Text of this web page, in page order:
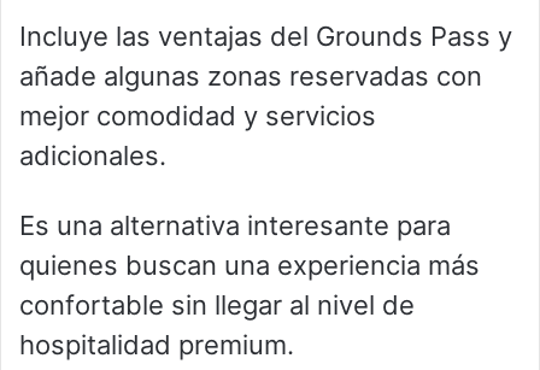
Incluye las ventajas del Grounds Pass y
añade algunas zonas reservadas con
mejor comodidad y servicios
adicionales.
Es una alternativa interesante para
quienes buscan una experiencia más
confortable sin llegar al nivel de
hospitalidad premium.